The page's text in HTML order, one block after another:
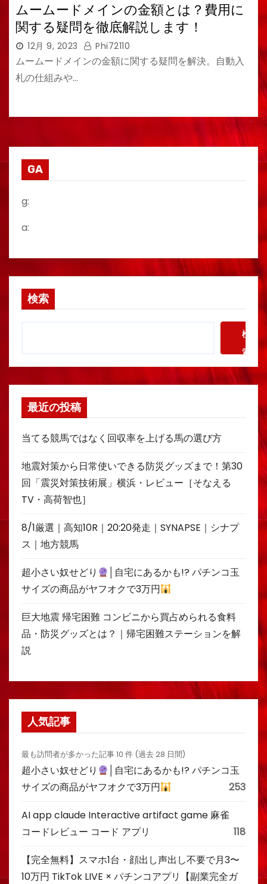
ムームードメインの金額とは？費用に
関する疑問を徹底解説します！
12月 9, 2023 Phi72110
ムームードメインの金額に関する疑問を解決。自動入
札の仕組みや…
GA
g:
a:
検索
検
索
最近の投稿
当てる競馬ではなく回収率を上げる馬の選び方
地震対策から日常使いできる防災グッズまで！第30
回「震災対策技術展」横浜・レビュー［そなえる
TV・高荷智也］
8/1厳選｜高知10R｜20:20発走｜SYNAPSE｜シナプ
ス｜地方競馬
超小さい奴せどり
│自宅にあるかも!? パチンコ玉
サイズの商品がヤフオクで3万円
巨大地震 帰宅困難 コンビニから買占められる食料
品・防災グッズとは？｜帰宅困難ステーションを解
説
人気記事
最も訪問者が多かった記事 10 件 (過去 28 日間)
超小さい奴せどり
│自宅にあるかも!? パチンコ玉
サイズの商品がヤフオクで3万円
253
AI app claude Interactive artifact game 麻雀
コードレビュー コード アプリ
118
【完全無料】スマホ1台・顔出し声出し不要で月3〜
10万円 TikTok LIVE × パチンコアプリ【副業完全ガ